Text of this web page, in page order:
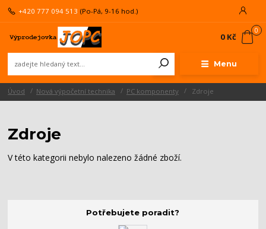
Menu
+420 777 094 513 (Po-Pá, 9-16 hod.)
0
0 Kč
Úvod Nová výpočetní technika PC komponenty Zdroje
Zdroje
V této kategorii nebylo nalezeno žádné zboží.
Potřebujete poradit?